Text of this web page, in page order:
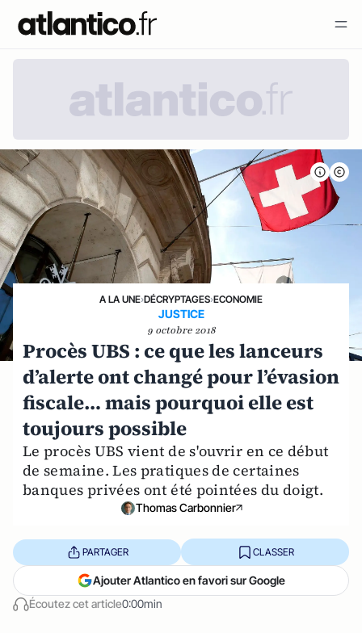
A LA UNE›DÉCRYPTAGES›ECONOMIE
JUSTICE
9 octobre 2018
Procès UBS : ce que les lanceurs
d’alerte ont changé pour l’évasion
fiscale… mais pourquoi elle est
toujours possible
Le procès UBS vient de s'ouvrir en ce début
de semaine. Les pratiques de certaines
banques privées ont été pointées du doigt.
Thomas Carbonnier
Écoutez cet article0:00min
PARTAGER CLASSER
Ajouter Atlantico en favori sur Google